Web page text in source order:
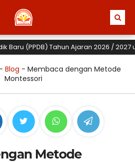
(PPDB) Tahun Ajaran 2026 / 2027
- Blog - Membaca dengan Metode
Montessori
Metode